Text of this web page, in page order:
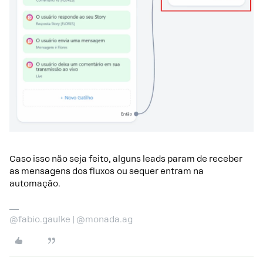
Caso isso não seja feito, alguns leads param de receber
as mensagens dos fluxos ou sequer entram na
automação.
@fabio.gaulke | @monada.ag